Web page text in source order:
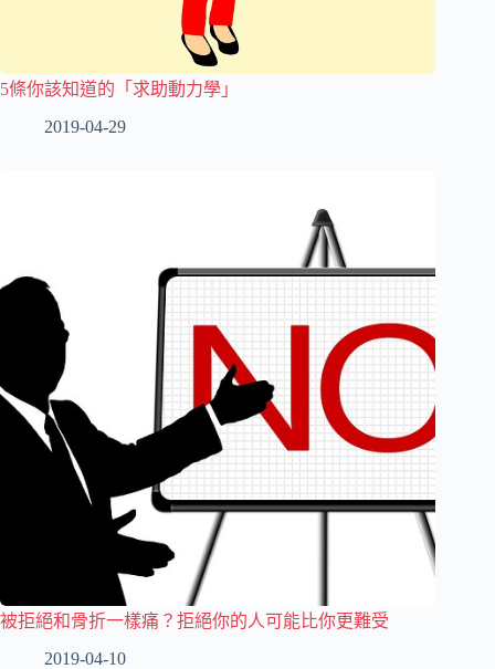
5條你該知道的「求助動力學」
2019-04-29
被拒絕和骨折一樣痛？拒絕你的人可能比你更難受
2019-04-10